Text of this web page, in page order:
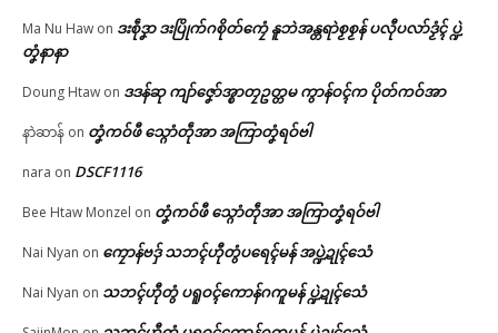
© ဌာန်ပရိုၚ်ဗၠးၜးမန်
June 5, 2026
In "ပရိုၚ်"
Ma Nu Haw on ဒးစဵုဒၞာ ဒးပြိုက်ဂစိုတ်ကၠေံ နူဘဲအန္တရာဲစၟစၟန် ပလီုပလာ်ဒၟံၚ် ပ္ဍဲ
တၞံနာနာ
Doung Htaw on ဒဒန်ဆု ကျာ်ဇၞော်အ္စာတၠဥတ္တမ ကွာန်ဝၚ်က ပိုတ်ကဝ်အာ
နာဲဆာန် on တၞံကဝ်ဖီ သ္ဂောံတဵုအာ အကြာတၞံရဝ်ဗါ
nara on DSCF1116
Bee Htaw Monzel on တၞံကဝ်ဖီ သ္ဂောံတဵုအာ အကြာတၞံရဝ်ဗါ
Nai Nyan on ကၠောန်ဗဒှ် သဘၚ်ဟီုတွံပရေၚ်မန် အပ္ဍဲဍုၚ်သေံ
Nai Nyan on သဘၚ်ဟီုတွံ ပရူဝၚ်ကောန်ဂကူမန် ပ္ဍဲဍုၚ်သေံ